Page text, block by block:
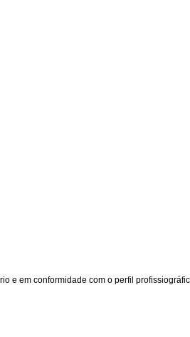
em conformidade com o perfil